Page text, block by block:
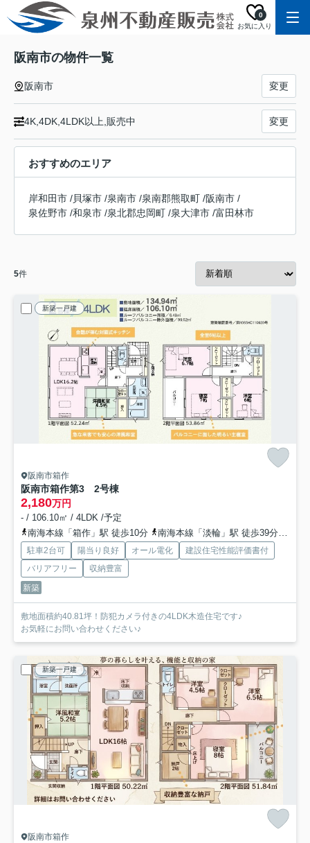
お気に入り
0
阪南市の物件一覧
阪南市 変更
4K,4DK,4LDK以上,販売中 変更
おすすめのエリア
岸和田市 /貝塚市 /泉南市 /泉南郡熊取町 /阪南市 /
泉佐野市 /和泉市 /泉北郡忠岡町 /泉大津市 /富田林市
5件
新築一戸建
阪南市箱作
阪南市箱作第3 2号棟
2,180万円
- / 106.10㎡ / 4LDK /予定
南海本線「箱作」駅 徒歩10分
南海本線「淡輪」駅 徒歩39分
駐車2台可 陽当り良好 オール電化
建設住宅性能評価書付
バリアフリー
収納豊富
新築
敷地面積約40.81坪！防犯カメラ付きの4LDK木造住宅です♪
お気軽にお問い合わせください♪
新築一戸建
阪南市箱作